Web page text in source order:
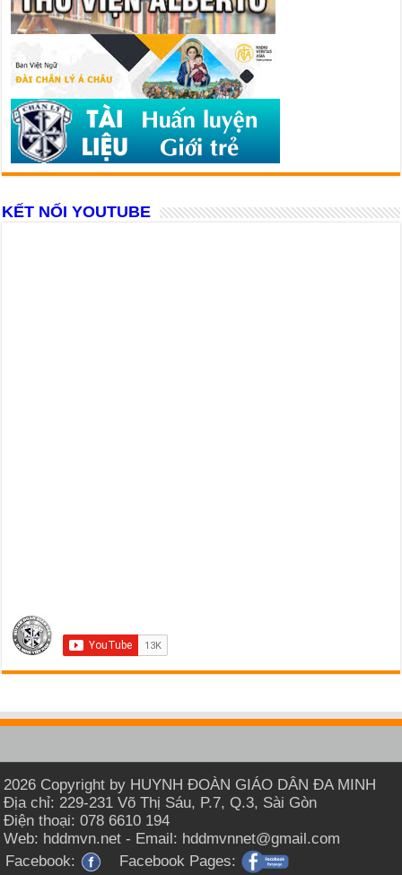
KẾT NỐI YOUTUBE
2026 Copyright by HUYNH ĐOÀN GIÁO DÂN ĐA MINH
Địa chỉ: 229-231 Võ Thị Sáu, P.7, Q.3, Sài Gòn
Điện thoại: 078 6610 194
Web: hddmvn.net - Email: hddmvnnet@gmail.com
Facebook:
Facebook Pages: